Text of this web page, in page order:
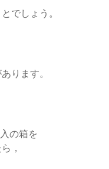
でしょう。
ります。
の箱を
，